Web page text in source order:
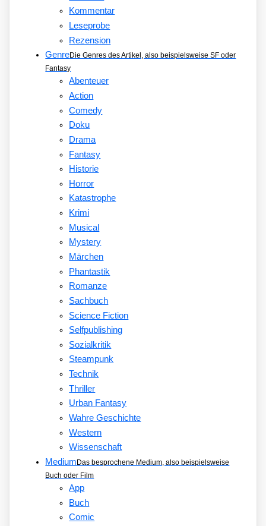
Kommentar
Leseprobe
Rezension
GenreDie Genres des Artikel, also beispielsweise SF oder
Fantasy
Abenteuer
Action
Comedy
Doku
Drama
Fantasy
Historie
Horror
Katastrophe
Krimi
Musical
Mystery
Märchen
Phantastik
Romanze
Sachbuch
Science Fiction
Selfpublishing
Sozialkritik
Steampunk
Technik
Thriller
Urban Fantasy
Wahre Geschichte
Western
Wissenschaft
Medium Das besprochene Medium, also beispielsweise
Buch oder Film
App
Buch
Comic